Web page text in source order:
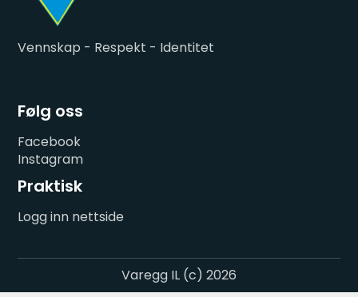
Vennskap - Respekt - Identitet
Følg oss
Facebook
Instagram
Praktisk
Logg inn nettside
Varegg IL (c) 2026